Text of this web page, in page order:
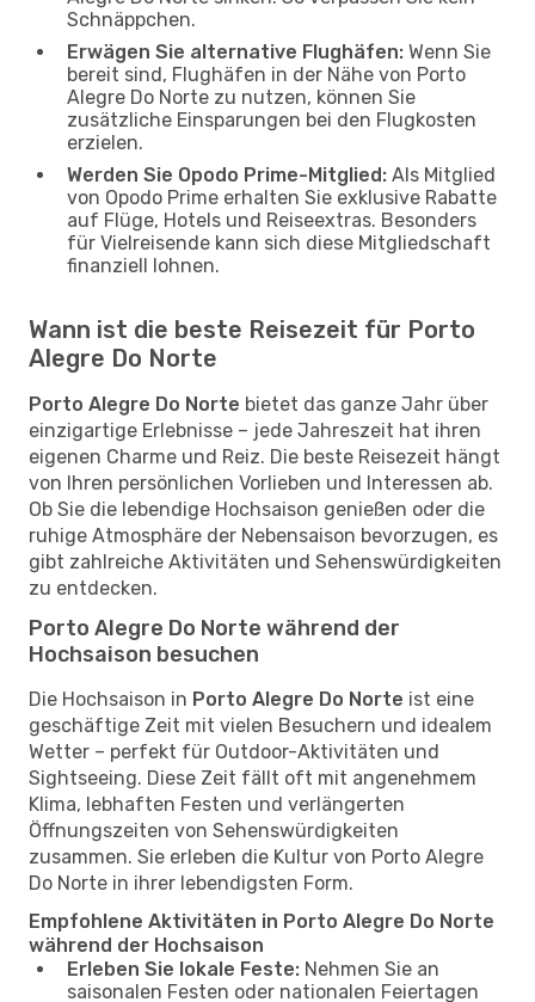
Schnäppchen.
Erwägen Sie alternative Flughäfen: Wenn Sie
bereit sind, Flughäfen in der Nähe von Porto
Alegre Do Norte zu nutzen, können Sie
zusätzliche Einsparungen bei den Flugkosten
erzielen.
Werden Sie Opodo Prime-Mitglied: Als Mitglied
von Opodo Prime erhalten Sie exklusive Rabatte
auf Flüge, Hotels und Reiseextras. Besonders
für Vielreisende kann sich diese Mitgliedschaft
finanziell lohnen.
Wann ist die beste Reisezeit für Porto
Alegre Do Norte
Porto Alegre Do Norte bietet das ganze Jahr über
einzigartige Erlebnisse – jede Jahreszeit hat ihren
eigenen Charme und Reiz. Die beste Reisezeit hängt
von Ihren persönlichen Vorlieben und Interessen ab.
Ob Sie die lebendige Hochsaison genießen oder die
ruhige Atmosphäre der Nebensaison bevorzugen, es
gibt zahlreiche Aktivitäten und Sehenswürdigkeiten
zu entdecken.
Porto Alegre Do Norte während der
Hochsaison besuchen
Die Hochsaison in Porto Alegre Do Norte ist eine
geschäftige Zeit mit vielen Besuchern und idealem
Wetter – perfekt für Outdoor-Aktivitäten und
Sightseeing. Diese Zeit fällt oft mit angenehmem
Klima, lebhaften Festen und verlängerten
Öffnungszeiten von Sehenswürdigkeiten
zusammen. Sie erleben die Kultur von Porto Alegre
Do Norte in ihrer lebendigsten Form.
Empfohlene Aktivitäten in Porto Alegre Do Norte
während der Hochsaison
Erleben Sie lokale Feste: Nehmen Sie an
saisonalen Festen oder nationalen Feiertagen